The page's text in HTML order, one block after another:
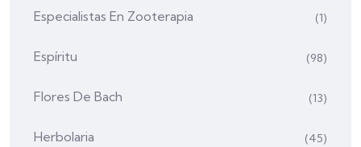
Especialistas En Zooterapia (1)
Espíritu (98)
Flores De Bach (13)
Herbolaria (45)